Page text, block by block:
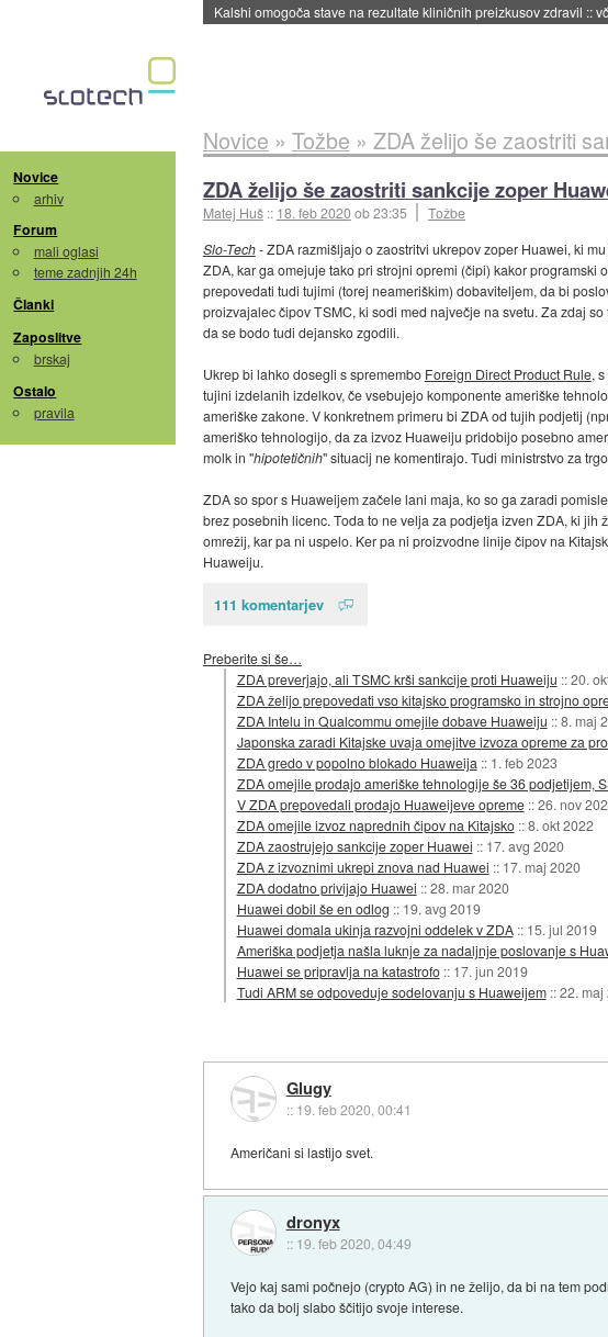
Sandisk že prodal več kot polovico SSD-jev za naslednji dve leti::
Novice
arhiv
Forum
mali oglasi
teme zadnjih 24h
Članki
Zaposlitve
brskaj
Ostalo
pravila
Novice » Tožbe » ZDA želijo še zaostriti
ZDA želijo še zaostriti sankcije zoper
Matej Huš :: 18. feb 2020ob 23:35 Tožbe
Slo-Tech- ZDA razmišljajo o zaostritvi ukrepov zoper Huawei, ki
ZDA, kar ga omejuje tako pri strojni opremi (čipi) kakor programski
prepovedati tudi tujimi (torej neameriškim) dobaviteljem, da bi
proizvajalec čipov TSMC, ki sodi med največje na svetu. Za zdaj
da se bodo tudi dejansko zgodili.
Ukrep bi lahko dosegli s spremembo Foreign Direct Product Rule,
tujini izdelanih izdelkov, če vsebujejo komponente ameriške
ameriške zakone. V konkretnem primeru bi ZDA od tujih podjetij
ameriško tehnologijo, da za izvoz Huaweiju pridobijo posebno
molk in "hipotetičnih" situacij ne komentirajo. Tudi ministrstvo za
ZDA so spor s Huaweijem začele lani maja, ko so ga zaradi
brez posebnih licenc. Toda to ne velja za podjetja izven ZDA, ki
omrežij, kar pa ni uspelo. Ker pa ni proizvodne linije čipov na
Huaweiju.
111 komentarjev
Preberite si še…
ZDA preverjajo, ali TSMC krši sankcije proti Huaweiju ::20.
ZDA želijo prepovedati vso kitajsko programsko in strojno
ZDA Intelu in Qualcommu omejile dobave Huaweiju ::8. maj
Japonska zaradi Kitajske uvaja omejitve izvoza opreme za
ZDA gredo v popolno blokado Huaweija :: 1. feb 2023
ZDA omejile prodajo ameriške tehnologije še 36 podjetijem,
V ZDA prepovedali prodajo Huaweijeve opreme ::26. nov
ZDA omejile izvoz naprednih čipov na Kitajsko ::8. okt 2022
ZDA zaostrujejo sankcije zoper Huawei :: 17. avg 2020
ZDA z izvoznimi ukrepi znova nad Huawei :: 17. maj 2020
ZDA dodatno privijajo Huawei ::28. mar 2020
Huawei dobil še en odlog :: 19. avg 2019
Huawei domala ukinja razvojni oddelek v ZDA :: 15. jul 2019
Ameriška podjetja našla luknje za nadaljnje poslovanje s
Huawei se pripravlja na katastrofo :: 17. jun 2019
Tudi ARM se odpoveduje sodelovanju s Huaweijem ::22. maj
Glugy
:: 19. feb 2020, 00:41
Američani si lastijo svet.
dronyx
:: 19. feb 2020, 04:49
Vejo kaj sami počnejo (crypto AG) in ne želijo, da bi na tem
tako da bolj slabo ščitijo svoje interese.